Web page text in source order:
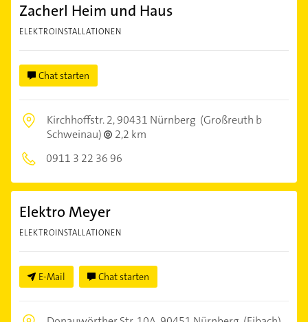
Zacherl Heim und Haus
ELEKTROINSTALLATIONEN
Chat starten
Kirchhoffstr. 2,90431 Nürnberg (Großreuth b
Schweinau)
2,2 km
0911 3 22 36 96
Elektro Meyer
ELEKTROINSTALLATIONEN
E-Mail Chat starten